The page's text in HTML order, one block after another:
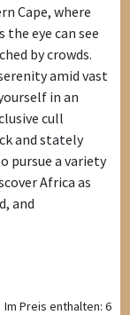
Cape, where
the eye can see
by crowds.
amid vast
in an
cull
and stately
pursue a variety
Africa as
and
Im Preis enthalten: 6